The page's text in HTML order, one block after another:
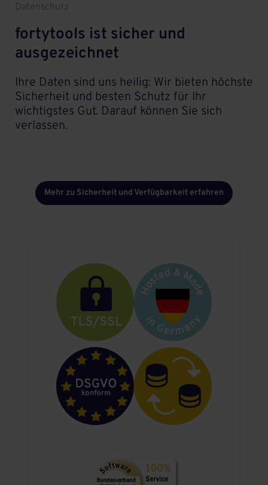
Datenschutz
fortytools ist sicher und
ausgezeichnet
Ihre Daten sind uns heilig: Wir bieten höchste
Sicherheit und besten Schutz für Ihr
wichtigstes Gut. Darauf können Sie sich
verlassen.
Mehr zu Sicherheit und Verfügbarkeit erfahren